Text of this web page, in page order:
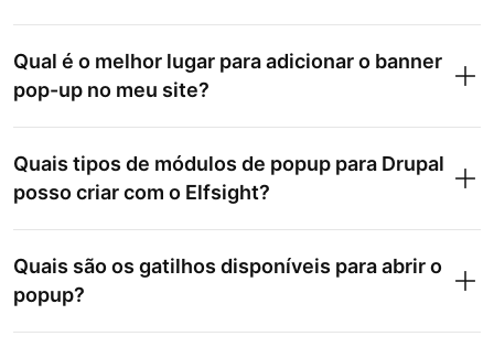
Qual é o melhor lugar para adicionar o banner
pop-up no meu site?
Quais tipos de módulos de popup para Drupal
posso criar com o Elfsight?
Quais são os gatilhos disponíveis para abrir o
popup?